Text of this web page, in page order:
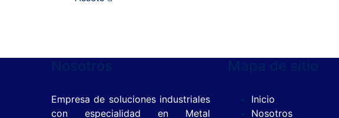
Nosotros
Empresa de soluciones industriales
con especialidad en Metal
Mapa de sitio
Inicio
Nosotros